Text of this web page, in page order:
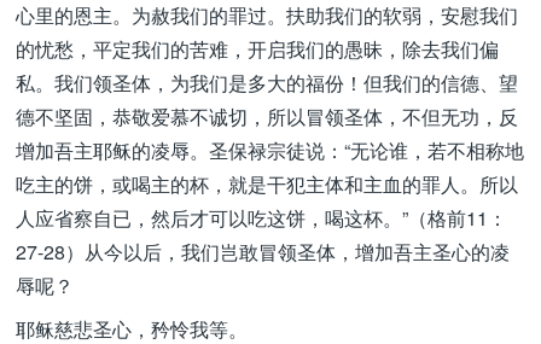
心里的恩主。为赦我们的罪过。扶助我们的软弱，安慰我们
的忧愁，平定我们的苦难，开启我们的愚昧，除去我们偏
私。我们领圣体，为我们是多大的福份！但我们的信德、望
德不坚固，恭敬爱慕不诚切，所以冒领圣体，不但无功，反
增加吾主耶稣的凌辱。圣保禄宗徒说：“无论谁，若不相称地
吃主的饼，或喝主的杯，就是干犯主体和主血的罪人。所以
人应省察自已，然后才可以吃这饼，喝这杯。”（格前11：
27-28）从今以后，我们岂敢冒领圣体，增加吾主圣心的凌
辱呢？
耶稣慈悲圣心，矜怜我等。